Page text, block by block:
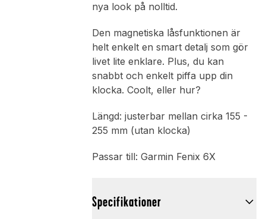
nya look på nolltid.
Den magnetiska låsfunktionen är
helt enkelt en smart detalj som gör
livet lite enklare. Plus, du kan
snabbt och enkelt piffa upp din
klocka. Coolt, eller hur?
Längd: justerbar mellan cirka 155 -
255 mm (utan klocka)
Passar till: Garmin Fenix 6X
Specifikationer